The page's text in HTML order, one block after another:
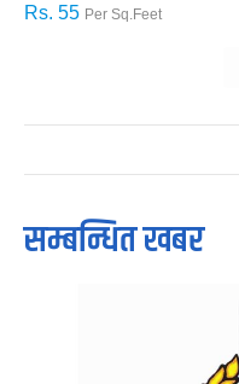
Rs. 55 Per Sq.Feet
सम्बन्धित खबर